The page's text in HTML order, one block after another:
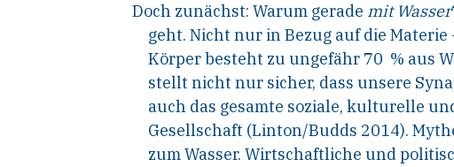
Doch zunächst: Warum gerade mit Wasser
geht. Nicht nur in Bezug auf die
Körper besteht zu ungefähr 70 % aus
stellt nicht nur sicher, dass unsere
auch das gesamte soziale, kulturelle
Gesellschaft (Linton/Budds 2014).
zum Wasser. Wirtschaftliche und